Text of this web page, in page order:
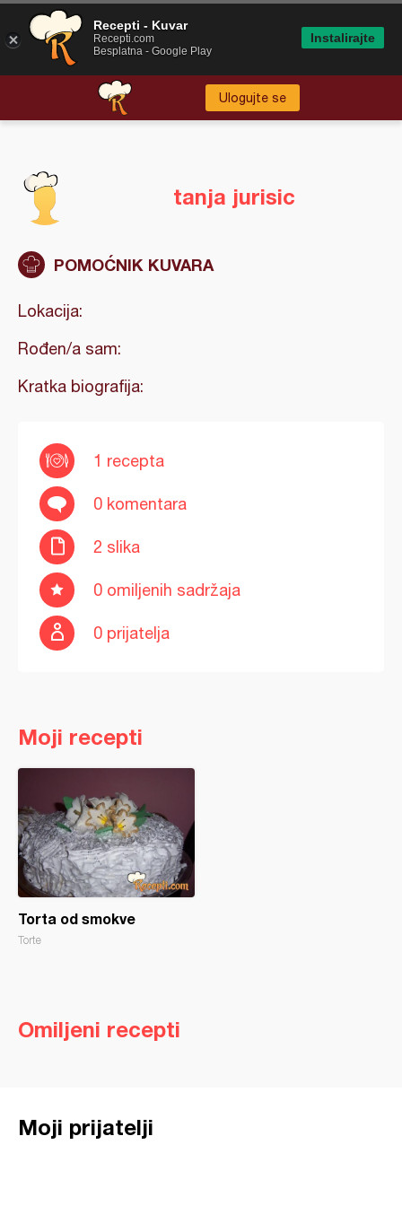
Ulogujte se
tanja jurisic
POMOĆNIK KUVARA
Lokacija:
Rođen/a sam:
Kratka biografija:
1 recepta
0 komentara
2 slika
0 omiljenih sadržaja
0 prijatelja
Moji recepti
Torta od smokve
Torte
Omiljeni recepti
Moji prijatelji
Recepti - Kuvar
Recepti.com
Besplatna - Google Play
Instalirajte